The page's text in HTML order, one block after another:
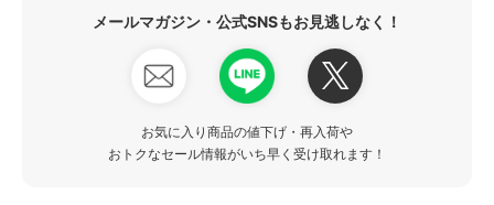
メールマガジン・公式SNSもお見逃しなく！
お気に入り商品の値下げ・再入荷や
おトクなセール情報がいち早く受け取れます！